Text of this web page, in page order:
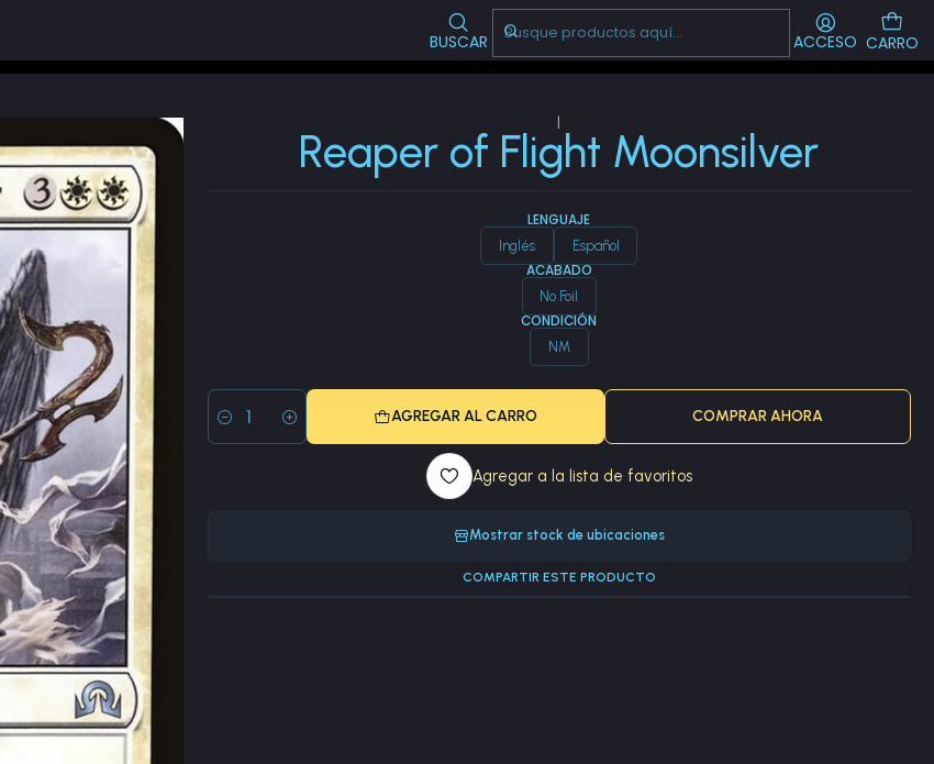
BUSCAR ACCESO CARRO
Visítanos!--> CL
|
Reaper of Flight Moonsilver
LENGUAJE
Inglés Español
ACABADO
No Foil
CONDICIÓN
NM
Cantidad
AGREGAR AL CARRO COMPRAR AHORA
Agregar a la lista de favoritos
Mostrar stock de ubicaciones
COMPARTIR ESTE PRODUCTO